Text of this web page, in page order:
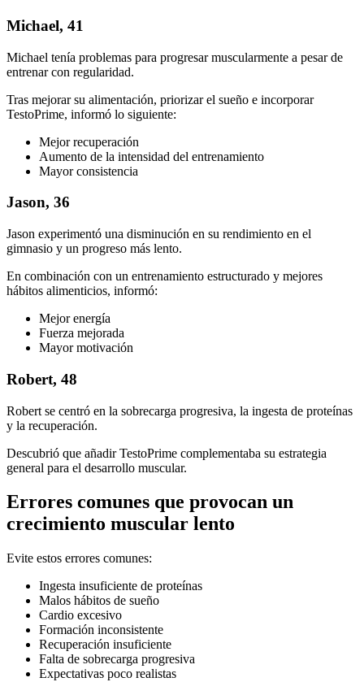
Michael, 41
Michael tenía problemas para progresar muscularmente a pesar de
entrenar con regularidad.
Tras mejorar su alimentación, priorizar el sueño e incorporar
TestoPrime, informó lo siguiente:
Mejor recuperación
Aumento de la intensidad del entrenamiento
Mayor consistencia
Jason, 36
Jason experimentó una disminución en su rendimiento en el
gimnasio y un progreso más lento.
En combinación con un entrenamiento estructurado y mejores
hábitos alimenticios, informó:
Mejor energía
Fuerza mejorada
Mayor motivación
Robert, 48
Robert se centró en la sobrecarga progresiva, la ingesta de proteínas
y la recuperación.
Descubrió que añadir TestoPrime complementaba su estrategia
general para el desarrollo muscular.
Errores comunes que provocan un
crecimiento muscular lento
Evite estos errores comunes:
Ingesta insuficiente de proteínas
Malos hábitos de sueño
Cardio excesivo
Formación inconsistente
Recuperación insuficiente
Falta de sobrecarga progresiva
Expectativas poco realistas